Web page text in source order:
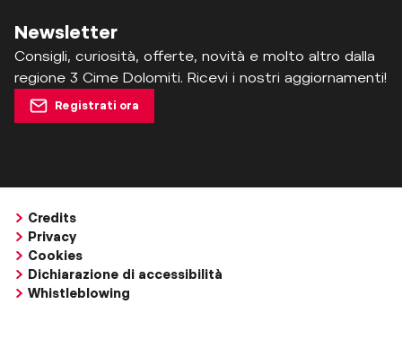
Newsletter
Consigli, curiosità, offerte, novità e molto altro dalla
regione 3 Cime Dolomiti. Ricevi i nostri aggiornamenti!
Registrati ora
Credits
Privacy
Cookies
Dichiarazione di accessibilità
Whistleblowing